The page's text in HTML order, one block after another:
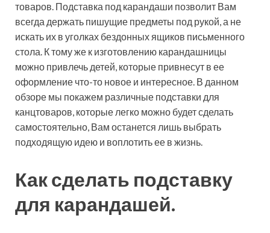
товаров. Подставка под карандаши позволит Вам
всегда держать пишущие предметы под рукой, а не
искать их в уголках бездонных ящиков письменного
стола. К тому же к изготовлению карандашницы
можно привлечь детей, которые привнесут в ее
оформление что-то новое и интересное. В данном
обзоре мы покажем различные подставки для
канцтоваров, которые легко можно будет сделать
самостоятельно, Вам останется лишь выбрать
подходящую идею и воплотить ее в жизнь.
Как сделать подставку
для карандашей.